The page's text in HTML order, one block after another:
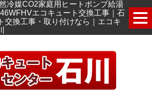
冷媒CO2家庭用ヒートポンプ給湯
エコキュート交換工事｜石
交換工事・取り付けなら｜エコキ